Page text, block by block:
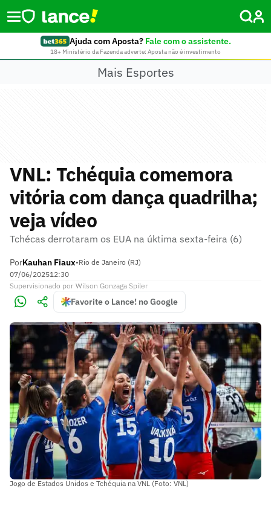
Ajuda com Aposta? Fale com o assistente.
18+ Ministério da Fazenda adverte: Aposta não é investimento
Mais Esportes
VNL: Tchéquia comemora
vitória com dança quadrilha;
veja vídeo
Tchécas derrotaram os EUA na úktima sexta-feira (6)
PorKauhan Fiaux•Rio de Janeiro (RJ)
07/06/202512:30
Supervisionado por Wilson Gonzaga Spiler
Favorite o Lance! no Google
Jogo de Estados Unidos e Tchéquia na VNL (Foto: VNL)